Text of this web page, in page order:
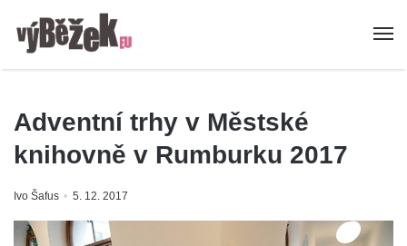
Adventní trhy v Městské
knihovně v Rumburku 2017
Ivo Šafus 5. 12. 2017